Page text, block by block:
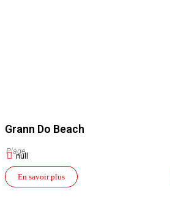
Grann Do Beach
Plage
null
En savoir plus